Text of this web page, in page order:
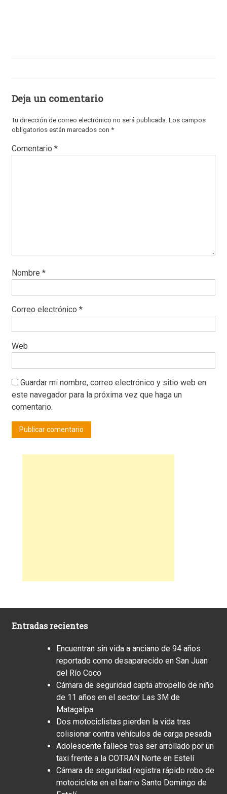
Deja un comentario
Tu dirección de correo electrónico no será publicada. Los campos
obligatorios están marcados con *
Comentario *
Nombre *
Correo electrónico *
Web
Guardar mi nombre, correo electrónico y sitio web en
este navegador para la próxima vez que haga un
comentario.
Entradas recientes
Encuentran sin vida a anciano de 94 años
reportado como desaparecido en San Juan
del Río Coco
Cámara de seguridad capta atropello de niño
de 11 años en el sector Las 3M de
Matagalpa
Dos motociclistas pierden la vida tras
colisionar contra vehículos de carga pesada
Adolescente fallece tras ser arrollado por un
taxi frente a la COTRAN Norte en Estelí
Cámara de seguridad registra rápido robo de
motocicleta en el barrio Santo Domingo de